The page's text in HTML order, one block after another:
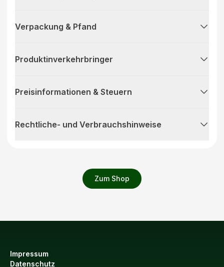
Zum Shop
Verpackung & Pfand
Produktinverkehrbringer
Preisinformationen & Steuern
Rechtliche- und Verbrauchshinweise
Impressum
Datenschutz